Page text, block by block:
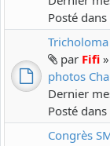
Posté dans
par Fifi
photos
Dernier
Posté dans
Congrès